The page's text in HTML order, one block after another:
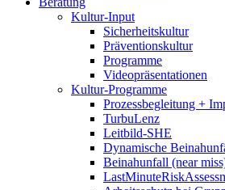
Kultur-Input
Sicherheitskultur
Präventionskultur
Programme
Videopräsentationen
Kultur-Programme
Prozessbegleitung +
TurbuLenz
Leitbild-SHE
Dynamische
Beinahunfall (near